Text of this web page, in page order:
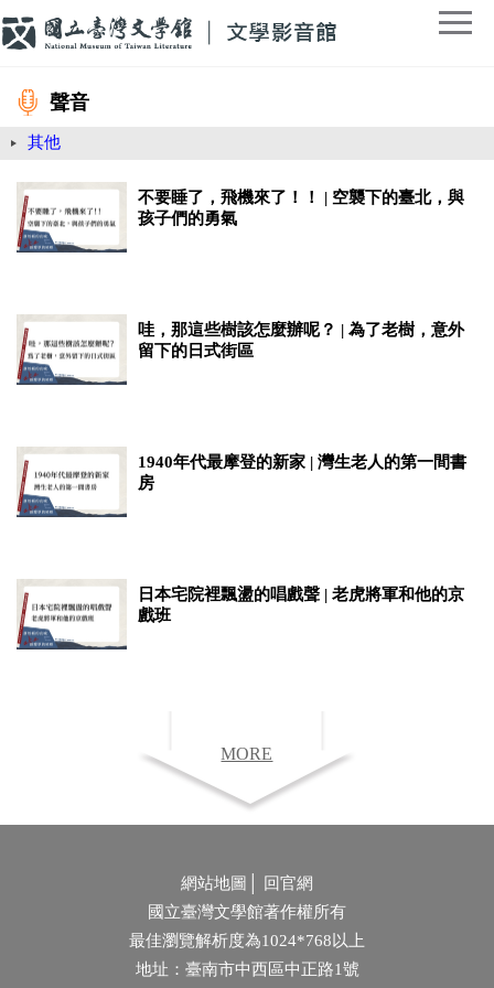
聲音
其他
不要睡了，飛機來了！！ | 空襲下的臺北，與
孩子們的勇氣
哇，那這些樹該怎麼辦呢？ | 為了老樹，意外
留下的日式街區
1940年代最摩登的新家 | 灣生老人的第一間書
房
日本宅院裡飄盪的唱戲聲 | 老虎將軍和他的京
戲班
MORE
網站地圖
回官網
國立臺灣文學館著作權所有
最佳瀏覽解析度為1024*768以上
地址：臺南市中西區中正路1號